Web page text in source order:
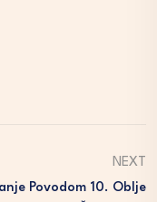
NEXT
Povodom 10. Oblje